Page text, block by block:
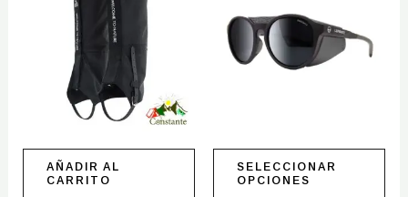
AÑADIR AL
CARRITO
SELECCIONAR
OPCIONES
tiene
múltiples
variantes.
elegir